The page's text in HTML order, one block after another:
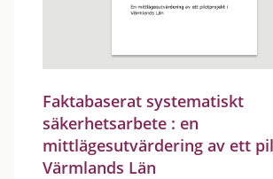
Faktabaserat systematiskt
säkerhetsarbete : en
mittlägesutvärdering av ett
Värmlands Län